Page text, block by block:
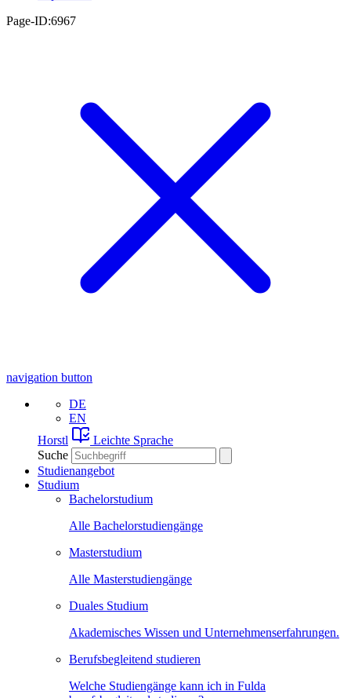
Page-ID:6967
navigation button
DE
EN
Horstl
Leichte Sprache
Suche
Studienangebot
Studium
Bachelorstudium
Alle Bachelorstudiengänge
Masterstudium
Alle Masterstudiengänge
Duales Studium
Akademisches Wissen und Unternehmenserfahrungen.
Berufsbegleitend studieren
Welche Studiengänge kann ich in Fulda